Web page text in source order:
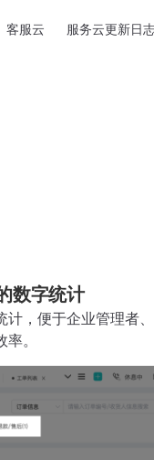
客服云 服务云更新日
数字统计
，便于企业管理者
。